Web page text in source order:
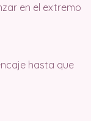
en el extremo
hasta que